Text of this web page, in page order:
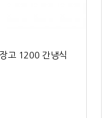
고 1200 간냉식